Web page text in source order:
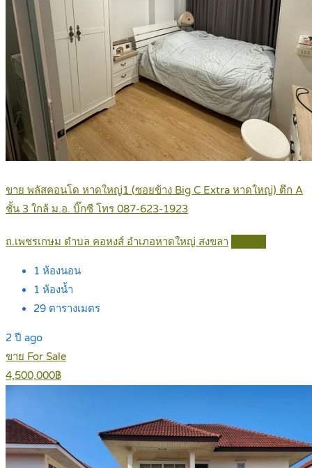
ขาย พลัสคอนโด หาดใหญ่1 (ซอยข้าง Big C Extra หาดใหญ่) ตึก A
ชั้น 3 ใกล้ ม.อ. บิ๊กซี โทร 087-623-1923
ถ.เพชรเกษม ตำบล คอหงส์ อำเภอหาดใหญ่ สงขลา
1 ห้องนอน
1 ห้องน้ำ
29 ตารางเมตร
2 ปี ago
ขาย For Sale
4,500,000฿